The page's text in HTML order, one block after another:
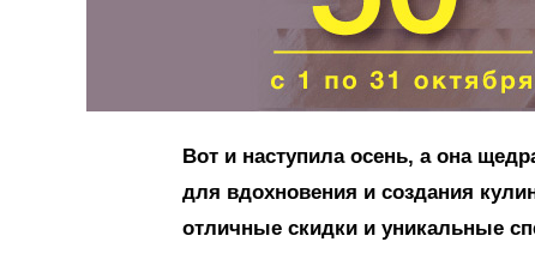
Вот и наступила осень, а она
для вдохновения и создания
отличные скидки и уникальные